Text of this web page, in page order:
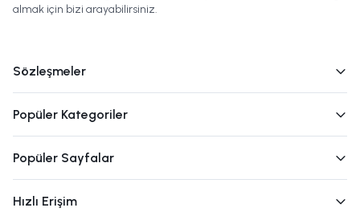
almak için bizi arayabilirsiniz.
Sözleşmeler
Popüler Kategoriler
Popüler Sayfalar
Hızlı Erişim